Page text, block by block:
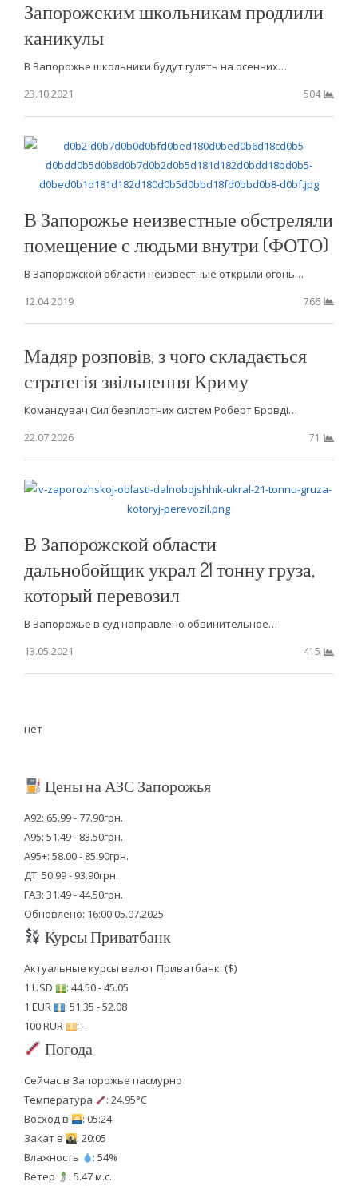
Запорожским школьникам продлили
каникулы
В Запорожье школьники будут гулять на осенних…
23.10.2021
504
В Запорожье неизвестные обстреляли
помещение с людьми внутри (ФОТО)
В Запорожской области неизвестные открыли огонь…
12.04.2019
766
Мадяр розповів, з чого складається
стратегія звільнення Криму
Командувач Сил безпілотних систем Роберт Бровді…
22.07.2026
71
В Запорожской области
дальнобойщик украл 21 тонну груза,
который перевозил
В Запорожье в суд направлено обвинительное…
13.05.2021
415
нет
Цены на АЗС Запорожья
А92: 65.99 - 77.90грн.
А95: 51.49 - 83.50грн.
А95+: 58.00 - 85.90грн.
ДТ: 50.99 - 93.90грн.
ГАЗ: 31.49 - 44.50грн.
Обновлено: 16:00 05.07.2025
Курсы Приватбанк
Актуальные курсы валют Приватбанк: ($)
1 USD
: 44.50 - 45.05
1 EUR
: 51.35 - 52.08
100 RUR
: -
Погода
Сейчас в Запорожье пасмурно
Температура
: 24.95°C
Восход в
: 05:24
Закат в
: 20:05
Влажность
: 54%
Ветер
: 5.47 м.с.